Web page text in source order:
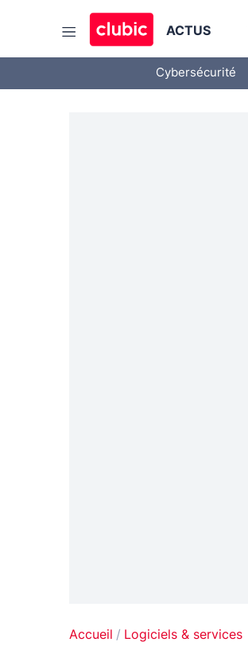
ACTUS
Cybersécurité
Accueil Logiciels & services